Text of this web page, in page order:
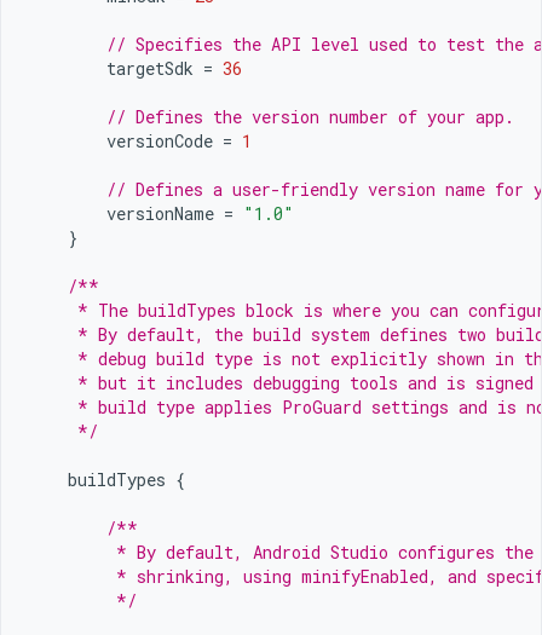
// Specifies the API level used to test the
targetSdk = 36
// Defines the version number of your app.
versionCode = 1
// Defines a user-friendly version name for
versionName = "1.0"
}
/**
* The buildTypes block is where you can
* By default, the build system defines two
* debug build type is not explicitly shown in
* but it includes debugging tools and is
* build type applies ProGuard settings and is
     */
buildTypes {
/**
* By default, Android Studio configures
* shrinking, using minifyEnabled, and
         */